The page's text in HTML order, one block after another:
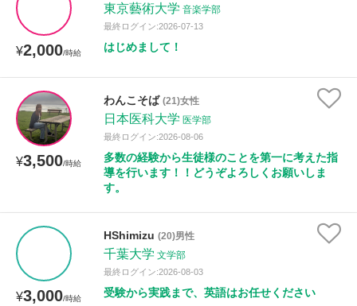
¥2,000/時給
東京藝術大学 音楽学部
最終ログイン:2026-07-13
はじめまして！
¥3,500/時給
わんこそば (21)女性
日本医科大学 医学部
最終ログイン:2026-08-06
多数の経験から生徒様のことを第一に考えた指
導を行います！！どうぞよろしくお願いしま
す。
¥3,000/時給
HShimizu (20)男性
千葉大学 文学部
最終ログイン:2026-08-03
受験から実践まで、英語はお任せください